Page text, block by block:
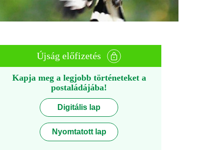
Újság előfizetés
Kapja meg a legjobb történeteket a
postaládájába!
Digitális lap
Nyomtatott lap